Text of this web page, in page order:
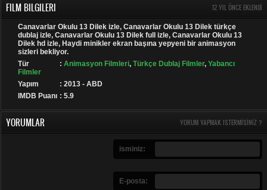
FILM BILGILERI 12 YIL ÖNCE EKLENDI
Canavarlar Okulu 13 Dilek izle, Canavarlar Okulu 13 Dilek türkçe
dublaj izle, Canavarlar Okulu 13 Dilek full izle, Canavarlar Okulu 13
Dilek hd izle, Haydi minikler ekran başına yepyeni bir animasyon
sizleri bekliyor.
Tür
: Animasyon Filmleri, Türkçe Dublaj Filmler, Yabancı
Filmler
Yapım
: 2013 - ABD
IMDB Puanı : 5.9
YORUMLAR YORUM YAPMAK ISTERMISINIZ ?
isminiz:
E-posta: